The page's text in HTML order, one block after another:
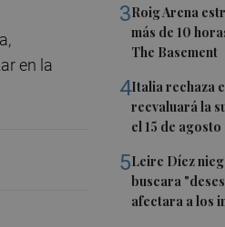
3Roig Arena
más de 10
The Basement
4Italia rechaza
reevaluará la
el 15 de agosto
5Leire Díez
buscara
afectara a los
en la